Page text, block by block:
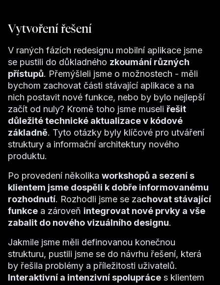
Vytvoření řešení
V raných fázích redesignu mobilní aplikace jsme
se pustili do důkladného zkoumání různých
přístupů. Přemýšleli jsme o možnostech - měli
bychom zachovat části stávající aplikace a na
nich postavit nové funkce, nebo by bylo nejlepší
začít od nuly? Kromě toho jsme museli řešit
důležité technické aktualizace v kódové
základně. Tyto otázky byly klíčové pro utváření
struktury a informační architektury nového
produktu.
Po provedení několika workshopů a sezení s
klientem jsme dospěli k dobře informovanému
rozhodnutí. Rozhodli jsme se zachovat stávající
funkce a zároveň integrovat nové prvky a vše
zabalit do nového vizuálního designu.
Jakmile jsme měli definovanou konečnou
strukturu, pustili jsme se do návrhu řešení, která
by řešila problémy a příležitosti uživatelů.
Interaktivní a intenzivní spolupráce s klientem